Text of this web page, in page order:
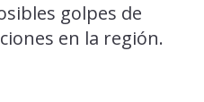
golpes de
en la región.